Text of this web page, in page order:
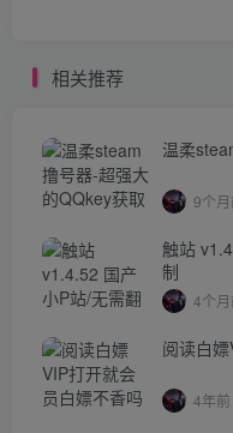
相关推荐
温柔
9个月
触站
制
4个月
阅读白
4年前